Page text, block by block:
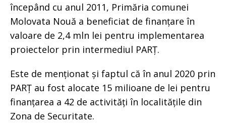
începând cu anul 2011, Primăria comunei
Molovata Nouă a beneficiat de finanțare în
valoare de 2,4 mln lei pentru implementarea
proiectelor prin intermediul PARȚ.
Este de menționat și faptul că în anul 2020 prin
PARȚ au fost alocate 15 milioane de lei pentru
finanțarea a 42 de activități în localitățile din
Zona de Securitate.